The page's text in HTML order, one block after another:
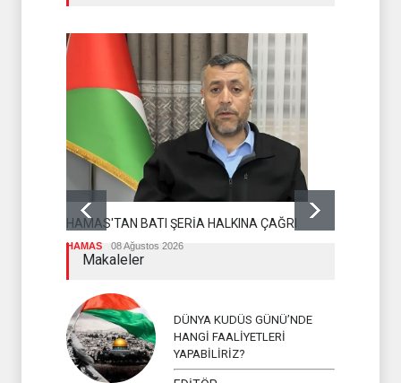
HAMAS'TAN BATI ŞERİA HALKINA ÇAĞRI
HAMAS 08 Ağustos 2026
Makaleler
DÜNYA KUDÜS GÜNÜ’NDE
HANGİ FAALİYETLERİ
YAPABİLİRİZ?